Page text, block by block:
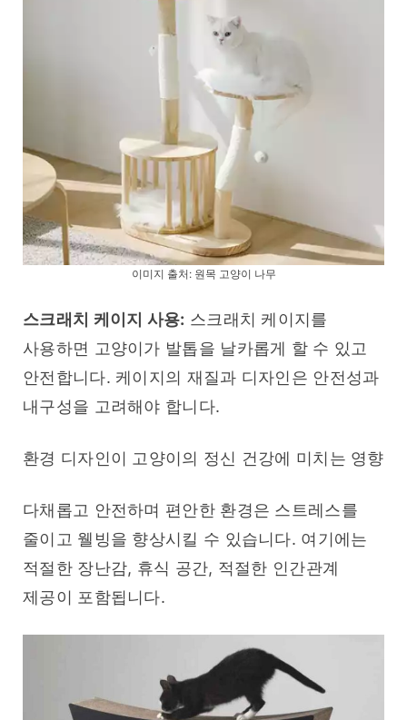
이미지 출처: 원목 고양이 나무
스크래치 케이지 사용: 스크래치 케이지를
사용하면 고양이가 발톱을 날카롭게 할 수 있고
안전합니다. 케이지의 재질과 디자인은 안전성과
내구성을 고려해야 합니다.
환경 디자인이 고양이의 정신 건강에 미치는 영향
다채롭고 안전하며 편안한 환경은 스트레스를
줄이고 웰빙을 향상시킬 수 있습니다. 여기에는
적절한 장난감, 휴식 공간, 적절한 인간관계
제공이 포함됩니다.